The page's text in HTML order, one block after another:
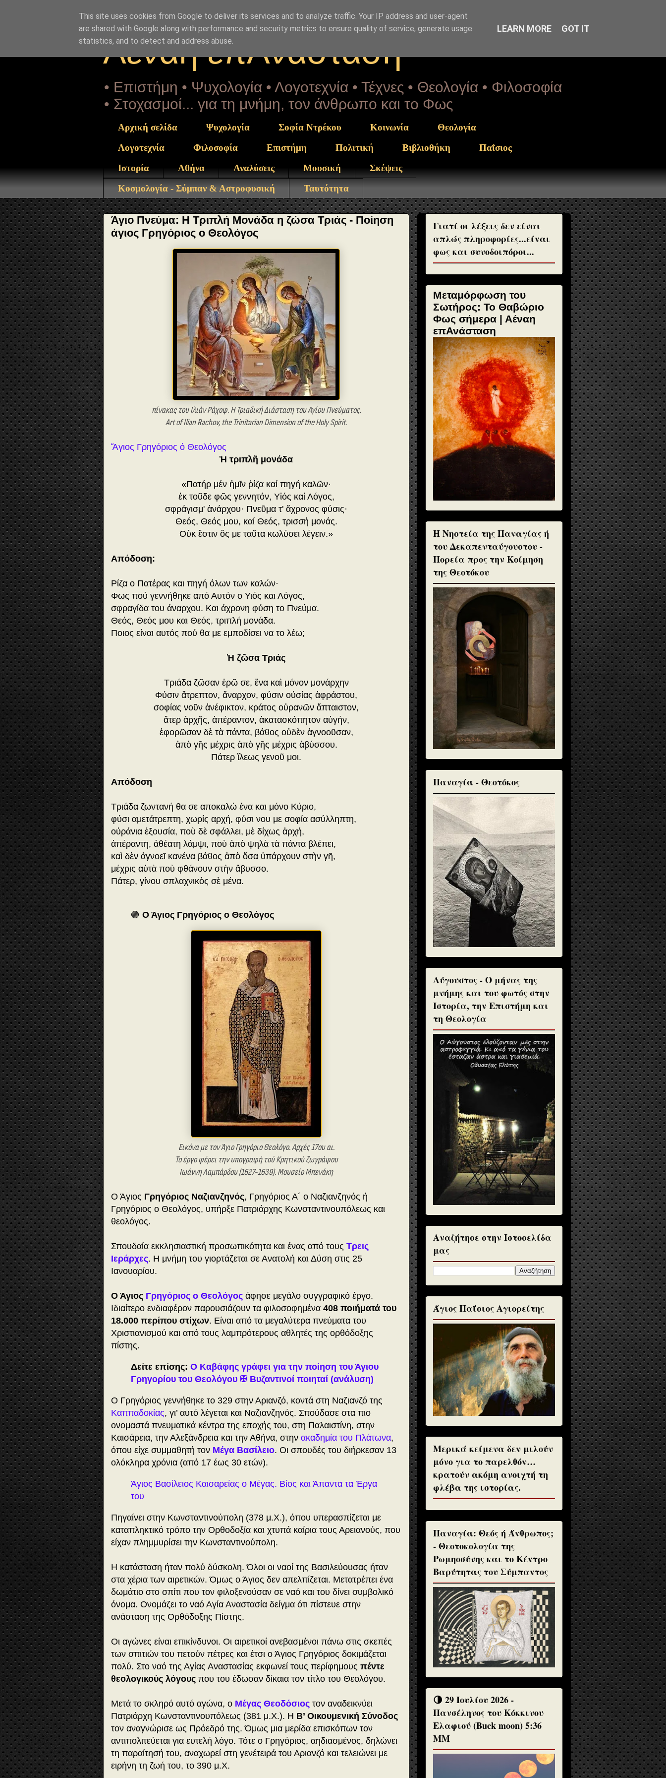
ntrekou.gr/2020/06/gregorytripli-monada.html" } }
Αέναη επΑνάσταση
• Επιστήμη • Ψυχολογία • Λογοτεχνία • Τέχνες • Θεολογία • Φιλοσοφία
• Στοχασμοί... για τη μνήμη, τον άνθρωπο και το Φως
Αρχική σελίδα Ψυχολογία Σοφία Ντρέκου Κοινωνία
Θεολογία
Λογοτεχνία
Φιλοσοφία Επιστήμη Πολιτική Βιβλιοθήκη
Παΐσιος
Ιστορία
Αθήνα Αναλύσεις Μουσική
Σκέψεις
Κοσμολογία - Σύμπαν & Αστροφυσική
Ταυτότητα
Άγιο Πνεύμα: Η Τριπλή Μονάδα η ζώσα Τριάς - Ποίηση
άγιος Γρηγόριος ο Θεολόγος
πίνακας του Ιλιάν Ράχοφ. Η Τριαδική Διάσταση του Αγίου Πνεύματος.
Art of Ilian Rachov, the Trinitarian Dimension of the Holy Spirit.
Ἅγιος Γρηγόριος ὁ Θεολόγος
Ἡ τριπλῆ μονάδα
«Πατήρ μέν ἡμῖν ῥίζα καί πηγή καλῶν·
ἐκ τοῦδε φῶς γεννητόν, Υἱός καί Λόγος,
σφράγισμ' ἀνάρχου· Πνεῦμα τ' ἄχρονος φύσις·
Θεός, Θεός μου, καί Θεός, τρισσή μονάς.
Οὐκ ἔστιν ὅς με ταῦτα κωλύσει λέγειν.»
Απόδοση:
Ρίζα ο Πατέρας και πηγή όλων των καλών·
Φως πού γεννήθηκε από Αυτόν ο Υιός και Λόγος,
σφραγίδα του άναρχου. Και άχρονη φύση το Πνεύμα.
Θεός, Θεός μου και Θεός, τριπλή μονάδα.
Ποιος είναι αυτός πού θα με εμποδίσει να το λέω;
Ἡ ζῶσα Τριάς
Τριάδα ζῶσαν ἐρῶ σε, ἕνα καὶ μόνον μονάρχην
Φύσιν ἄτρεπτον, ἄναρχον, φύσιν οὐσίας ἀφράστου,
σοφίας νοῦν ἀνέφικτον, κράτος οὐρανῶν ἄπταιστον,
ἄτερ ἀρχῆς, ἀπέραντον, ἀκατασκόπητον αὐγήν,
ἐφορῶσαν δὲ τὰ πάντα, βάθος οὐδὲν ἀγνοοῦσαν,
ἀπὸ γῆς μέχρις ἀπὸ γῆς μέχρις ἀβύσσου.
Πάτερ ἵλεως γενοῦ μοι.
Απόδοση
Τριάδα ζωντανή θα σε αποκαλώ ένα και μόνο Κύριο,
φύσι αμετάτρεπτη, χωρίς αρχή, φύσι νου με σοφία ασύλληπτη,
οὐράνια ἐξουσία, ποὺ δὲ σφάλλει, μὲ δίχως ἀρχή,
ἀπέραντη, ἀθέατη λάμψι, ποὺ ἀπὸ ψηλὰ τὰ πάντα βλέπει,
καὶ δὲν ἀγνοεῖ κανένα βάθος ἀπὸ ὅσα ὑπάρχουν στὴν γῆ,
μέχρις αὐτὰ ποὺ φθάνουν στὴν ἄβυσσο.
Πάτερ, γίνου σπλαχνικὸς σὲ μένα.
🟣 Ο Άγιος Γρηγόριος ο Θεολόγος
Εικόνα με τον Άγιο Γρηγόριο Θεολόγο. Αρχές 17ου αι.
Το έργο φέρει την υπογραφή τού Κρητικού ζωγράφου
Ιωάννη Λαμπάρδου (1627-1639). Μουσείο Μπενάκη
Ο Άγιος Γρηγόριος Ναζιανζηνός, Γρηγόριος Α´ ο Ναζιανζηνός ή
Γρηγόριος ο Θεολόγος, υπήρξε Πατριάρχης Κωνσταντινουπόλεως και
θεολόγος.
Σπουδαία εκκλησιαστική προσωπικότητα και ένας από τους Τρεις
Ιεράρχες. Η μνήμη του γιορτάζεται σε Ανατολή και Δύση στις 25
Ιανουαρίου.
Ο Άγιος Γρηγόριος ο Θεολόγος άφησε μεγάλο συγγραφικό έργο.
Ιδιαίτερο ενδιαφέρον παρουσιάζουν τα φιλοσοφημένα 408 ποιήματά του
18.000 περίπου στίχων. Είναι από τα μεγαλύτερα πνεύματα του
Χριστιανισμού και από τους λαμπρότερους αθλητές της ορθόδοξης
πίστης.
Δείτε επίσης: Ο Καβάφης γράφει για την ποίηση του Άγιου
Γρηγορίου του Θεολόγου ✠ Bυζαντινοί ποιηταί (ανάλυση)
Ο Γρηγόριος γεννήθηκε το 329 στην Αριανζό, κοντά στη Ναζιανζό της
Καππαδοκίας, γι’ αυτό λέγεται και Ναζιανζηνός. Σπούδασε στα πιο
ονομαστά πνευματικά κέντρα της εποχής του, στη Παλαιστίνη, στην
Καισάρεια, την Αλεξάνδρεια και την Αθήνα, στην ακαδημία του Πλάτωνα,
όπου είχε συμμαθητή τον Μέγα Βασίλειο. Οι σπουδές του διήρκεσαν 13
ολόκληρα χρόνια (από 17 έως 30 ετών).
Άγιος Βασίλειος Καισαρείας ο Μέγας. Βίος και Άπαντα τα Έργα
του
Πηγαίνει στην Κωνσταντινούπολη (378 μ.Χ.), όπου υπερασπίζεται με
καταπληκτικό τρόπο την Ορθοδοξία και χτυπά καίρια τους Αρειανούς, που
είχαν πλημμυρίσει την Κωνσταντινούπολη.
Η κατάσταση ήταν πολύ δύσκολη. Όλοι οι ναοί της Βασιλεύουσας ήταν
στα χέρια των αιρετικών. Όμως ο Άγιος δεν απελπίζεται. Μετατρέπει ένα
δωμάτιο στο σπίτι που τον φιλοξενούσαν σε ναό και του δίνει συμβολικό
όνομα. Ονομάζει το ναό Αγία Αναστασία δείγμα ότι πίστευε στην
ανάσταση της Ορθόδοξης Πίστης.
Οι αγώνες είναι επικίνδυνοι. Οι αιρετικοί ανεβασμένοι πάνω στις σκεπές
των σπιτιών του πετούν πέτρες και έτσι ο Άγιος Γρηγόριος δοκιμάζεται
πολύ. Στο ναό της Αγίας Αναστασίας εκφωνεί τους περίφημους πέντε
θεολογικούς λόγους που του έδωσαν δίκαια τον τίτλο του Θεολόγου.
Μετά το σκληρό αυτό αγώνα, ο Μέγας Θεοδόσιος τον αναδεικνύει
Πατριάρχη Κωνσταντινουπόλεως (381 μ.Χ.). Η Β’ Οικουμενική Σύνοδος
τον αναγνώρισε ως Πρόεδρό της. Όμως μια μερίδα επισκόπων τον
αντιπολιτεύεται για ευτελή λόγο. Τότε ο Γρηγόριος, αηδιασμένος, δηλώνει
τη παραίτησή του, αναχωρεί στη γενέτειρά του Αριανζό και τελειώνει με
ειρήνη τη ζωή του, το 390 μ.Χ.
Γιατί οι λέξεις δεν είναι
απλώς πληροφορίες...είναι
φως και συνοδοιπόροι...
Μεταμόρφωση του
Σωτήρος: Το Θαβώριο
Φως σήμερα | Αέναη
επΑνάσταση
H Νηστεία της Παναγίας ή
του Δεκαπενταύγουστου -
Πορεία προς την Κοίμηση
της Θεοτόκου
Παναγία - Θεοτόκος
Αύγουστος - Ο μήνας της
μνήμης και του φωτός στην
Ιστορία, την Επιστήμη και
τη Θεολογία
Αναζήτησε στην Ιστοσελίδα
μας
Άγιος Παΐσιος Αγιορείτης
Μερικά κείμενα δεν μιλούν
μόνο για το παρελθόν…
κρατούν ακόμη ανοιχτή τη
φλέβα της ιστορίας.
Παναγία: Θεός ή Άνθρωπος;
- Θεοτοκολογία της
Ρωμηοσύνης και το Κέντρο
Βαρύτητας του Σύμπαντος
🌗 29 Ιουλίου 2026 -
Πανσέληνος του Κόκκινου
Ελαφιού (Buck moon) 5:36
ΜΜ
This site uses cookies from Google to deliver its services and to analyze traffic. Your IP address and user-agent
are shared with Google along with performance and security metrics to ensure quality of service, generate usage
statistics, and to detect and address abuse.
LEARN MORE GOT IT